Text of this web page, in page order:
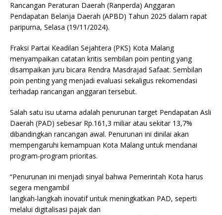
Rancangan Peraturan Daerah (Ranperda) Anggaran
Pendapatan Belanja Daerah (APBD) Tahun 2025 dalam rapat
paripurna, Selasa (19/11/2024).
Fraksi Partai Keadilan Sejahtera (PKS) Kota Malang
menyampaikan catatan kritis sembilan poin penting yang
disampaikan juru bicara Rendra Masdrajad Safaat. Sembilan
poin penting yang menjadi evaluasi sekaligus rekomendasi
terhadap rancangan anggaran tersebut.
Salah satu isu utama adalah penurunan target Pendapatan Asli
Daerah (PAD) sebesar Rp.161,3 miliar atau sekitar 13,7%
dibandingkan rancangan awal. Penurunan ini dinilai akan
mempengaruhi kemampuan Kota Malang untuk mendanai
program-program prioritas.
“Penurunan ini menjadi sinyal bahwa Pemerintah Kota harus
segera mengambil
langkah-langkah inovatif untuk meningkatkan PAD, seperti
melalui digitalisasi pajak dan